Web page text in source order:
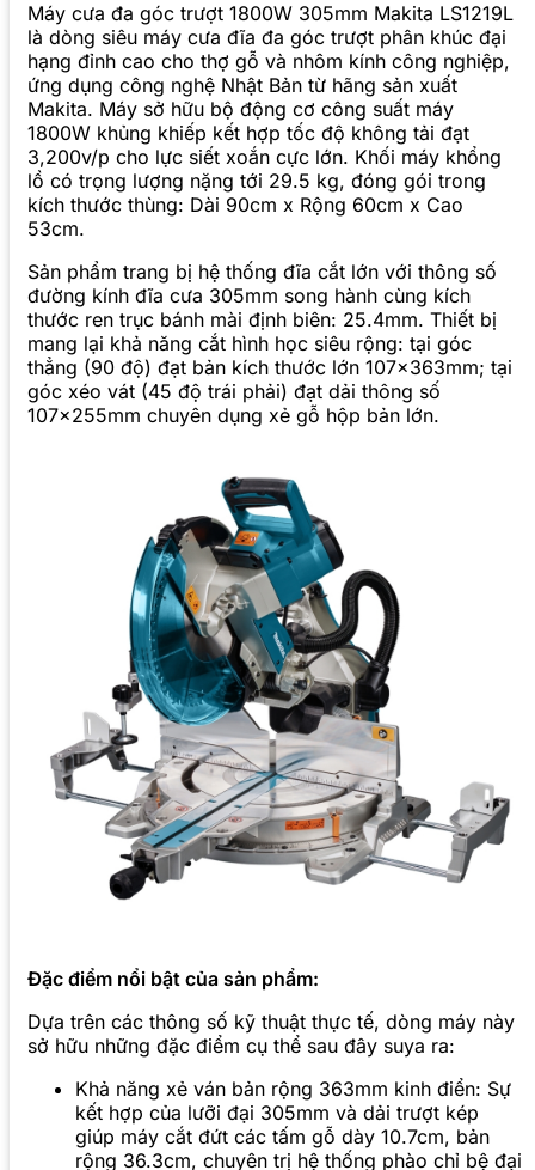
Máy cưa đa góc trượt 1800W 305mm Makita LS1219L
là dòng siêu máy cưa đĩa đa góc trượt phân khúc đại
hạng đỉnh cao cho thợ gỗ và nhôm kính công nghiệp,
ứng dụng công nghệ Nhật Bản từ hãng sản xuất
Makita. Máy sở hữu bộ động cơ công suất máy
1800W khủng khiếp kết hợp tốc độ không tải đạt
3,200v/p cho lực siết xoắn cực lớn. Khối máy khổng
lồ có trọng lượng nặng tới 29.5 kg, đóng gói trong
kích thước thùng: Dài 90cm x Rộng 60cm x Cao
53cm.
Sản phẩm trang bị hệ thống đĩa cắt lớn với thông số
đường kính đĩa cưa 305mm song hành cùng kích
thước ren trục bánh mài định biên: 25.4mm. Thiết bị
mang lại khả năng cắt hình học siêu rộng: tại góc
thẳng (90 độ) đạt bản kích thước lớn 107x363mm; tại
góc xéo vát (45 độ trái phải) đạt dải thông số
107x255mm chuyên dụng xẻ gỗ hộp bản lớn.
Đặc điểm nổi bật của sản phẩm:
Dựa trên các thông số kỹ thuật thực tế, dòng máy này
sở hữu những đặc điểm cụ thể sau đây suya ra:
Khả năng xẻ ván bản rộng 363mm kinh điển: Sự
kết hợp của lưỡi đại 305mm và dải trượt kép
giúp máy cắt đứt các tấm gỗ dày 10.7cm, bản
rộng 36.3cm, chuyên trị hệ thống phào chỉ bệ đại